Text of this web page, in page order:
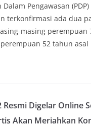
Pengawasan
terkonfirmasi ada dua
masing perempuan
52 tahun asal
Resmi Digelar Online
Akan Meriahkan